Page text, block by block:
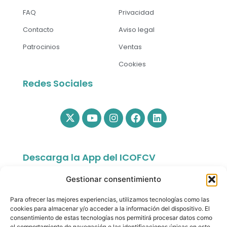
Gestionar consentimiento
Para ofrecer las mejores experiencias, utilizamos tecnologías como las
cookies para almacenar y/o acceder a la información del dispositivo. El
consentimiento de estas tecnologías nos permitirá procesar datos como
FAQ
Contacto
Patrocinios
Privacidad
Aviso legal
Ventas
Cookies
Redes Sociales
Descarga la App del ICOFCV